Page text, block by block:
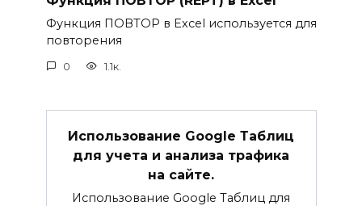
Функция ПОВТОР в Excel используется для
повторения
0 1.1к.
Использование Google Таблиц
для учета и анализа трафика
на сайте.
Использование Google Таблиц для